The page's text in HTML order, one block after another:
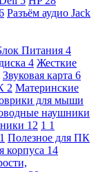
Разъём аудио Jack
Питания 4
4 Жесткие
Звуковая карта 6
2 Материнские
для мыши
наушники
12 1 1
1 Полезное для ПК
корпуса 14